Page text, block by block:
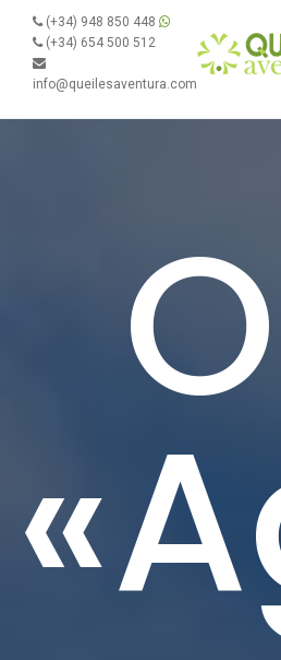
(+34) 948 850 448
(+34) 654 500 512
info@queilesaventura.com